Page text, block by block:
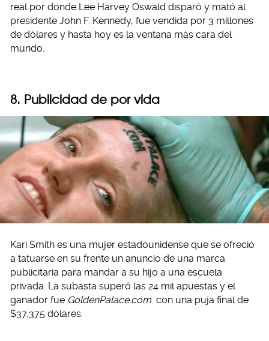
real por donde Lee Harvey Oswald disparó y mató al
presidente John F. Kennedy, fue vendida por 3 millones
de dólares y hasta hoy es la ventana más cara del
mundo.
8. Publicidad de por vida
Kari Smith es una mujer estadounidense que se ofreció
a tatuarse en su frente un anuncio de una marca
publicitaria para mandar a su hijo a una escuela
privada. La subasta superó las 24 mil apuestas y el
ganador fue GoldenPalace.com con una puja final de
$37,375 dólares.